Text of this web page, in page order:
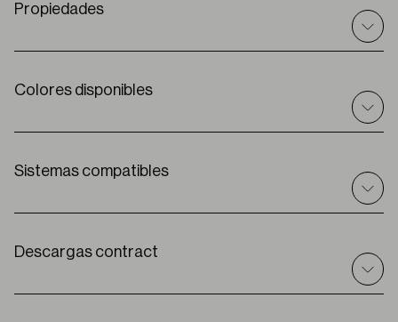
Propiedades
Datos técnicos
Interior
100% PES
280 cm
0,50 mm ± 5%
100 g/m2
Colores disponibles
sistemas compatibles
Descargas contract